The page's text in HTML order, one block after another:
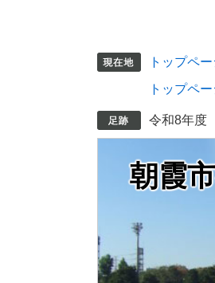
トップペー
トップペー
令和8年度
朝霞